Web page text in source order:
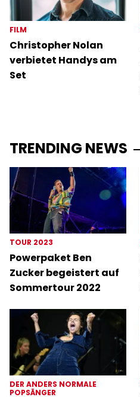
FILM
Christopher Nolan
verbietet Handys am
Set
TRENDING NEWS
TOUR 2023
Powerpaket Ben
Zucker begeistert auf
Sommertour 2022
DER ANDERS NORMALE
POPSÄNGER